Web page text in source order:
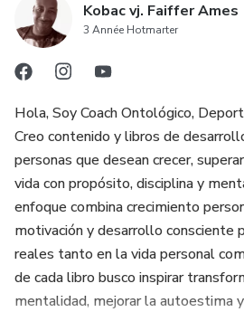
Inclut un plan pratique complet de 7
Ce n’est pas de la théorie.
C’est une méthode étape par étape.
Vous pouvez commencer aujourd’hui.
Ce livre est parfait pour vous si :
• Vous pensez trop
• Vous vous sentez mentalement
Kobac vj. Faiffer Ames
3 Année Hotmarter
Hola, Soy Coach Ontológico,
Creo contenido y libros de
personas que desean crecer,
vida con propósito, disciplina y
enfoque combina crecimiento
motivación y desarrollo consciente
reales tanto en la vida personal
de cada libro busco inspirar
mentalidad, mejorar la autoestima